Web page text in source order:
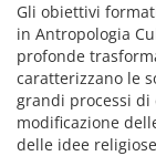
Gli obiettivi
in Antropologia
profonde
caratterizzano le
grandi processi
modificazione
delle idee